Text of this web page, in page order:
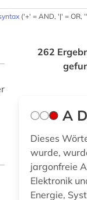
('+' = AND, '|' = OR,
262
A
Dieses
wurde,
jargonfreie
Elektronik
Energie,